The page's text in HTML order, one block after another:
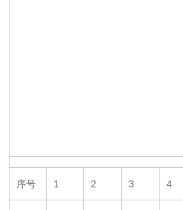
序号 1 2 3 4